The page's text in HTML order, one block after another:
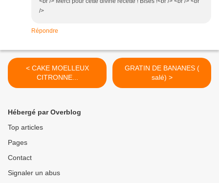
/>
Répondre
< CAKE MOELLEUX
CITRONNE...
GRATIN DE BANANES (
salé) >
Hébergé par Overblog
Top articles
Pages
Contact
Signaler un abus